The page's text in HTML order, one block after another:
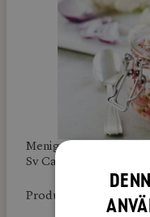
Menigo: 109523
Sv Cater: 88847
Produktlänk: Dabas